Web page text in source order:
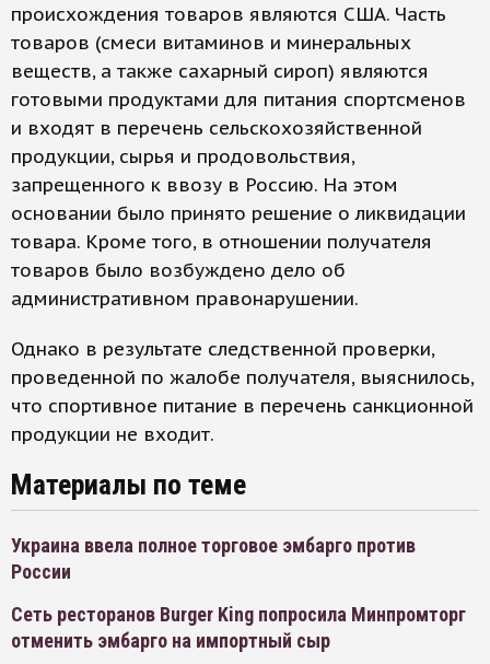
происхождения товаров являются США. Часть
товаров (смеси витаминов и минеральных
веществ, а также сахарный сироп) являются
готовыми продуктами для питания спортсменов
и входят в перечень сельскохозяйственной
продукции, сырья и продовольствия,
запрещенного к ввозу в Россию. На этом
основании было принято решение о ликвидации
товара. Кроме того, в отношении получателя
товаров было возбуждено дело об
административном правонарушении.
Однако в результате следственной проверки,
проведенной по жалобе получателя, выяснилось,
что спортивное питание в перечень санкционной
продукции не входит.
Материалы по теме
Украина ввела полное торговое эмбарго против
России
Сеть ресторанов Burger King попросила Минпромторг
отменить эмбарго на импортный сыр